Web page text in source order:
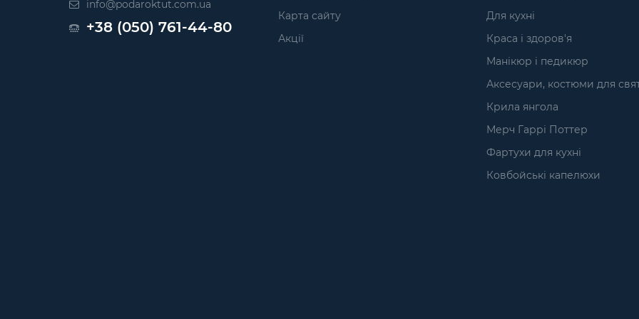
info@podaroktut.com.ua
+38 (050) 761-44-80
Карта сайту
Акції
Для кухні
Краса і здоров'я
Манікюр і педикюр
Аксесуари, костюми для
Крила янгола
Мерч Гаррі Поттер
Фартухи для кухні
Ковбойські капелюхи